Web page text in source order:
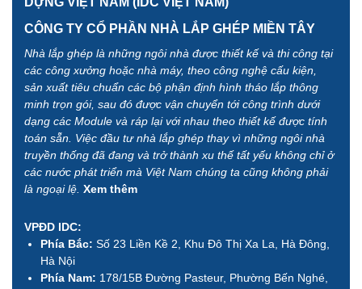
CÔNG TY CỔ PHẦN NHÀ LẮP GHÉP MIỀN TÂY
Nhà lắp ghép là những ngôi nhà được thiết kế và thi công tại
các công xưởng hoặc nhà máy, theo công nghệ cấu kiện,
sản xuất tiêu chuẩn các bộ phận định hình tháo lắp thông
minh trọn gói, sau đó được vận chuyển tới công trình dưới
dạng các Module và ráp lại với nhau theo thiết kế được tính
toán sẵn. Việc đầu tư nhà lắp ghép thay vì những ngôi nhà
truyền thống đã đang và trở thành xu thế tất yếu không chỉ ở
các nước phát triển mà Việt Nam chúng ta cũng không phải
là ngoại lệ. Xem thêm
VPĐD IDC:
Phía Bắc: Số 23 Liền Kề 2, Khu Đô Thị Xa La, Hà Đông,
Hà Nội
Phía Nam: 178/15B Đường Pasteur, Phường Bến Nghé,